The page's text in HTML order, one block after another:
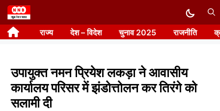
Skip
to
content राज्य देश – विदेश चुनाव 2025 राजनीति
उपायुक्त नमन प्रियेश लकड़ा ने आवासीय
कार्यालय परिसर में झंडोत्तोलन कर तिरंगे को
सलामी दी